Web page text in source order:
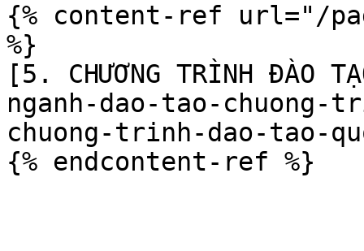
{% content-ref url="/
%}
[5. CHƯƠNG TRÌNH ĐÀO
nganh-dao-tao-
chuong-trinh-dao-tao-